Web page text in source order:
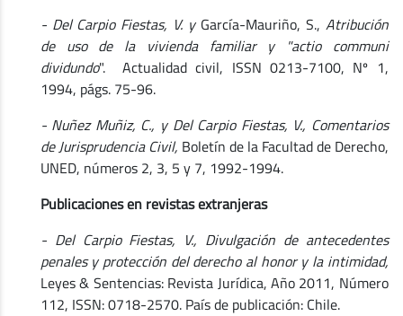
- Del Carpio Fiestas, V. y García-Mauriño, S., Atribución
de uso de la vivienda familiar y "actio communi
dividundo". Actualidad civil, ISSN 0213-7100, Nº 1,
1994, págs. 75-96.
- Nuñez Muñiz, C., y Del Carpio Fiestas, V., Comentarios
de Jurisprudencia Civil, Boletín de la Facultad de Derecho,
UNED, números 2, 3, 5 y 7, 1992-1994.
Publicaciones en revistas extranjeras
- Del Carpio Fiestas, V., Divulgación de antecedentes
penales y protección del derecho al honor y la intimidad,
Leyes & Sentencias: Revista Jurídica, Año 2011, Número
112, ISSN: 0718-2570. País de publicación: Chile.